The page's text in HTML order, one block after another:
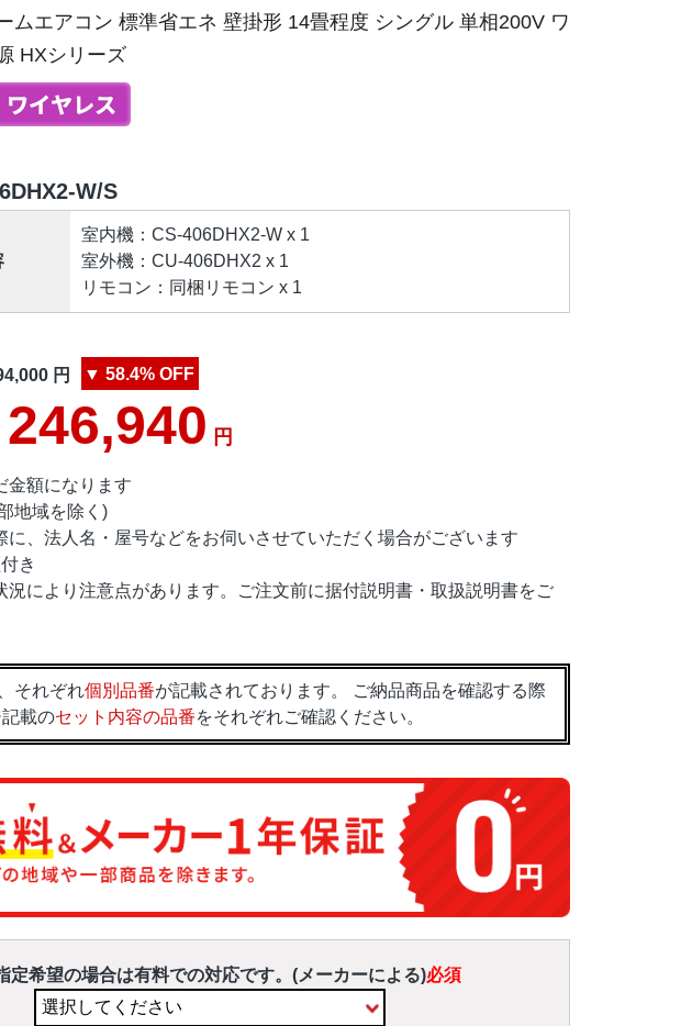
ムエアコン 標準省エネ 壁掛形 14畳程度 シングル 単相200V ワ
HXシリーズ
W/S
室内機：CS-406DHX2-W x 1
室外機：CU-406DHX2 x 1
リモコン：同梱リモコン x 1
円 ▼ 58.4% OFF
246,940 円
額になります
地域を除く)
、法人名・屋号などをお伺いさせていただく場合がございます
き
により注意点があります。ご注文前に据付説明書・取扱説明書をご
それぞれ個別品番が記載されております。 ご納品商品を確認する際
載のセット内容の品番をそれぞれご確認ください。
定希望の場合は有料での対応です。(メーカーによる)必須